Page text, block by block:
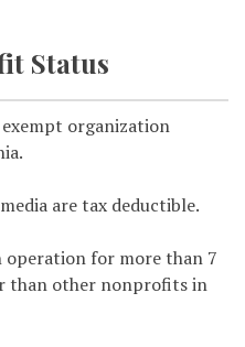
Status
organization
are tax deductible.
operation for more than 7
than other nonprofits in